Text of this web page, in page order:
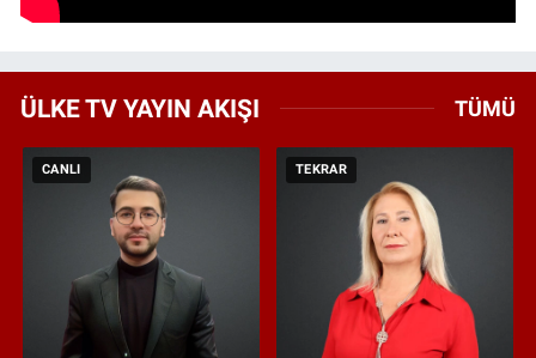
ÜLKE TV YAYIN AKIŞI TÜMÜ
CANLI TEKRAR